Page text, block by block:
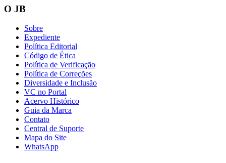
O JB
Sobre
Expediente
Política Editorial
Código de Ética
Política de Verificação
Política de Correções
Diversidade e Inclusão
VC no Portal
Acervo Histórico
Guia da Marca
Contato
Central de Suporte
Mapa do Site
WhatsApp